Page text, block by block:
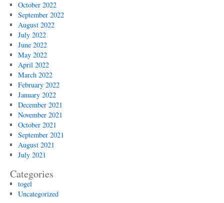
October 2022
September 2022
August 2022
July 2022
June 2022
May 2022
April 2022
March 2022
February 2022
January 2022
December 2021
November 2021
October 2021
September 2021
August 2021
July 2021
Categories
togel
Uncategorized